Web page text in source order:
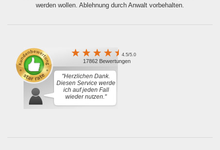
werden wollen. Ablehnung durch Anwalt vorbehalten.
4.5/5.0
17862 Bewertungen
"Herzlichen Dank.
Diesen Service werde
ich auf jeden Fall
wieder nutzen."